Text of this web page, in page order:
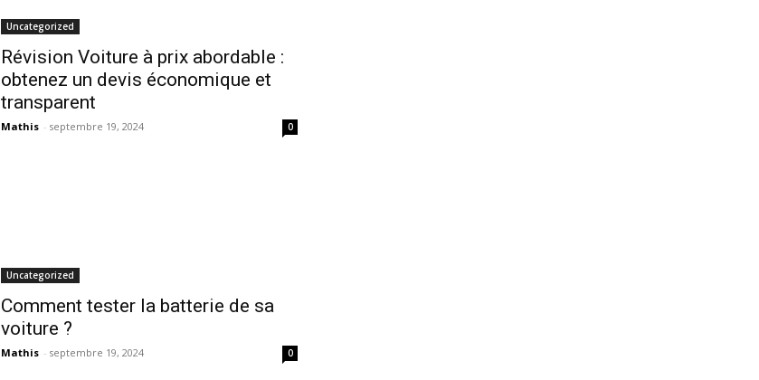
Uncategorized
Révision Voiture à prix abordable :
obtenez un devis économique et
transparent
Mathis - septembre 19, 2024 0
Uncategorized
Comment tester la batterie de sa
voiture ?
Mathis - septembre 19, 2024 0